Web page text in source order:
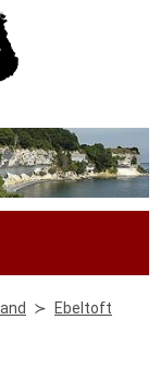
Ebeltoft